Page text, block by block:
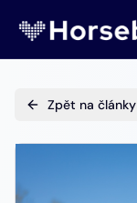
Zpět na články